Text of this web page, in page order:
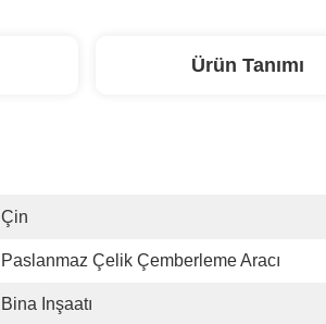
Ürün Tanımı
Çin
Paslanmaz Çelik Çemberleme Aracı
Bina Inşaatı